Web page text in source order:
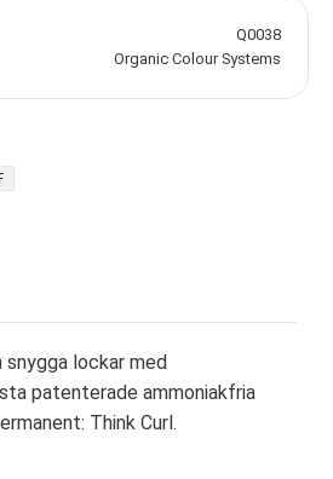
Q0038
Organic Colour Systems
snygga lockar med
patenterade ammoniakfria
Think Curl.